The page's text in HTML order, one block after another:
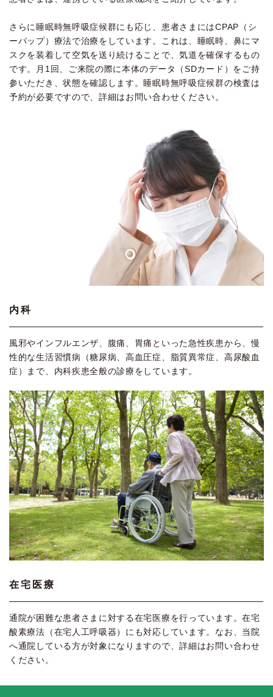
さらに睡眠時無呼吸症候群にも応じ、患者さまにはCPAP（シ
ーパップ）療法で治療をしています。これは、睡眠時、鼻にマ
スクを装着して空気を送り続けることで、気道を確保するもの
です。月1回、ご来院の際に本体のデータ（SDカード）をご持
参いただき、状態を確認します。睡眠時無呼吸症候群の検査は
予約が必要ですので、詳細はお問い合わせください。
内科
風邪やインフルエンザ、腹痛、胃痛といった急性疾患から、慢
性的な生活習慣病（糖尿病、高血圧症、脂質異常症、高尿酸血
症）まで、内科疾患全般の診療をしています。
在宅医療
通院が困難な患者さまに対する在宅医療を行っています。在宅
酸素療法（在宅人工呼吸器）にも対応しています。なお、当院
へ通院している方が対象になりますので、詳細はお問い合わせ
ください。